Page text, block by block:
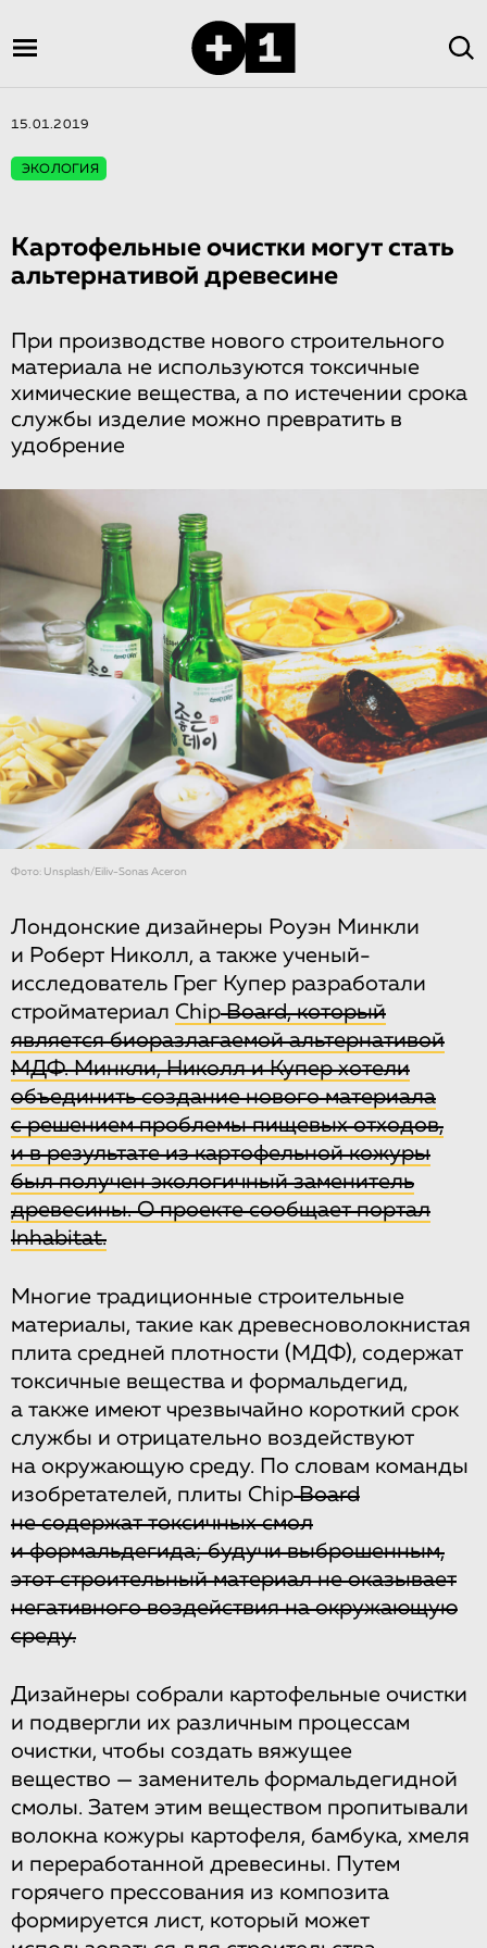
15.01.2019
ЭКОЛОГИЯ
Картофельные очистки могут стать
альтернативой древесине
При производстве нового строительного
материала не используются токсичные
химические вещества, а по истечении срока
службы изделие можно превратить в
удобрение
Фото: Unsplash/Eiliv-Sonas Aceron
Лондонские дизайнеры Роуэн Минкли
и Роберт Николл, а также ученый-
исследователь Грег Купер разработали
стройматериал ChipBoard, который
является биоразлагаемой альтернативой
МДФ. Минкли, Николл и Купер хотели
объединить создание нового материала
с решением проблемы пищевых отходов,
и в результате из картофельной кожуры
был получен экологичный заменитель
древесины. О проектесообщаетпортал
Inhabitat.
Многие традиционные строительные
материалы, такие как древесноволокнистая
плита средней плотности (МДФ), содержат
токсичные вещества и формальдегид,
а также имеют чрезвычайно короткий срок
службы и отрицательно воздействуют
на окружающую среду. По словам команды
изобретателей, плиты ChipBoard
не содержат токсичных смол
и формальдегида; будучи выброшенным,
этот строительный материал не оказывает
негативного воздействия на окружающую
среду.
Дизайнеры собрали картофельные очистки
и подвергли их различным процессам
очистки, чтобы создать вяжущее
вещество — заменитель формальдегидной
смолы. Затем этим веществом пропитывали
волокна кожуры картофеля, бамбука, хмеля
и переработанной древесины. Путем
горячего прессования из композита
формируется лист, который может